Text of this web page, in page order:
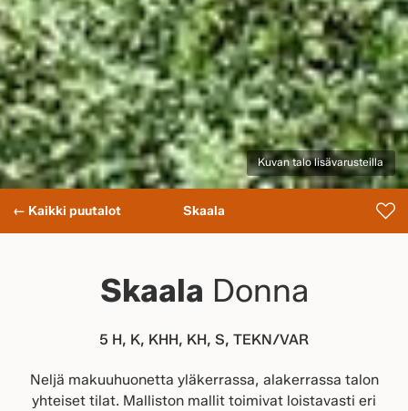
Kuvan talo lisävarusteilla
← Kaikki puutalot Skaala
Skaala Donna
5 H, K, KHH, KH, S, TEKN/VAR
Neljä makuuhuonetta yläkerrassa, alakerrassa talon
yhteiset tilat. Malliston mallit toimivat loistavasti eri